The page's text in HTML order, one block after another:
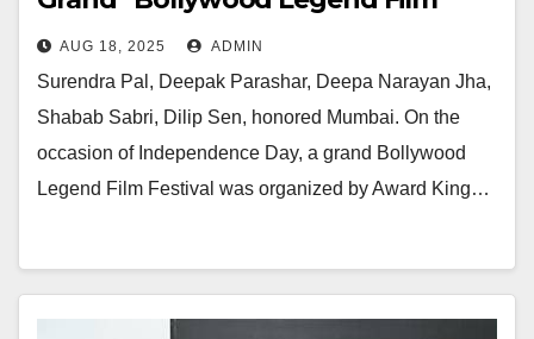
Festival”, Film Personalities Were
Present
AUG 18, 2025 ADMIN
Surendra Pal, Deepak Parashar, Deepa Narayan Jha,
Shabab Sabri, Dilip Sen, honored Mumbai. On the
occasion of Independence Day, a grand Bollywood
Legend Film Festival was organized by Award King…